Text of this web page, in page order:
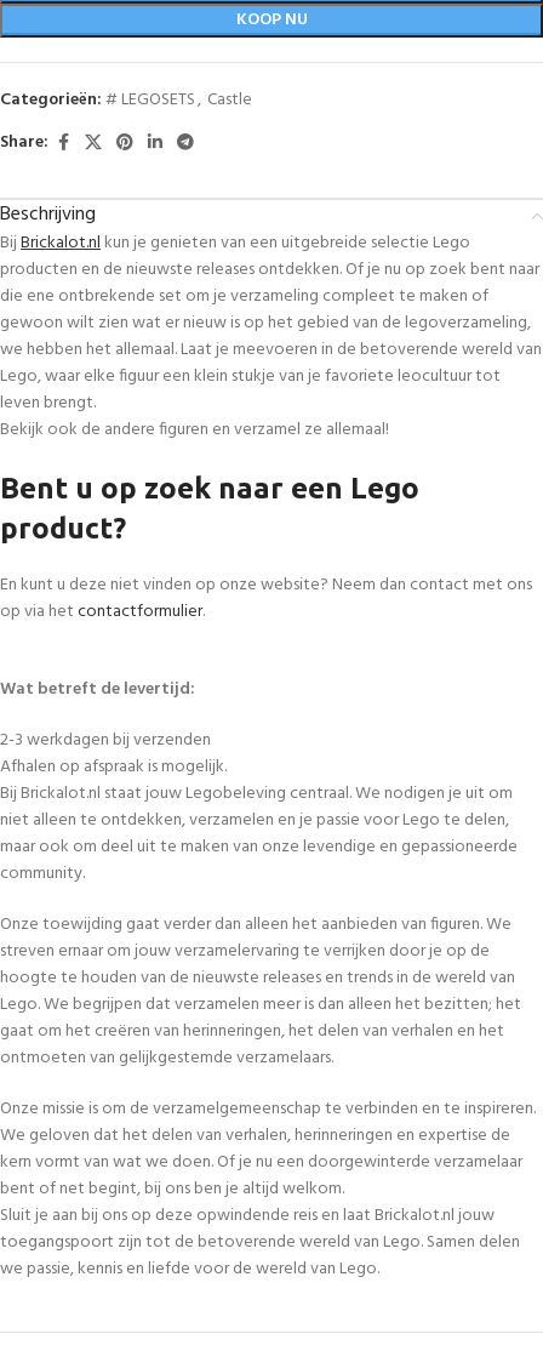
KOOP NU
Categorieën:# LEGOSETS, Castle
Share:
Beschrijving
BijBrickalot.nlkun je genieten van een uitgebreide selectie Lego
producten en de nieuwste releases ontdekken. Of je nu op zoek bent naar
die ene ontbrekende set om je verzameling compleet te maken of
gewoon wilt zien wat er nieuw is op het gebied van de legoverzameling,
we hebben het allemaal. Laat je meevoeren in de betoverende wereld van
Lego, waar elke figuur een klein stukje van je favoriete leocultuur tot
leven brengt.
Bekijk ook de andere figuren en verzamel ze allemaal!
Bent u op zoek naar een Lego
product?
En kunt u deze niet vinden op onze website? Neem dan contact met ons
op via hetcontactformulier.
Wat betreft de levertijd:
2-3 werkdagen bij verzenden
Afhalen op afspraak is mogelijk.
Bij Brickalot.nl staat jouw Legobeleving centraal. We nodigen je uit om
niet alleen te ontdekken, verzamelen en je passie voor Lego te delen,
maar ook om deel uit te maken van onze levendige en gepassioneerde
community.
Onze toewijding gaat verder dan alleen het aanbieden van figuren. We
streven ernaar om jouw verzamelervaring te verrijken door je op de
hoogte te houden van de nieuwste releases en trends in de wereld van
Lego. We begrijpen dat verzamelen meer is dan alleen het bezitten; het
gaat om het creëren van herinneringen, het delen van verhalen en het
ontmoeten van gelijkgestemde verzamelaars.
Onze missie is om de verzamelgemeenschap te verbinden en te inspireren.
We geloven dat het delen van verhalen, herinneringen en expertise de
kern vormt van wat we doen. Of je nu een doorgewinterde verzamelaar
bent of net begint, bij ons ben je altijd welkom.
Sluit je aan bij ons op deze opwindende reis en laat Brickalot.nl jouw
toegangspoort zijn tot de betoverende wereld van Lego. Samen delen
we passie, kennis en liefde voor de wereld van Lego.